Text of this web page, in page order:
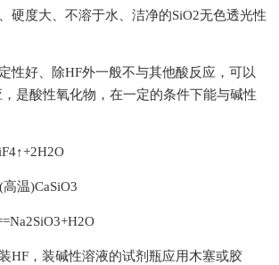
度大、不溶于水、洁净的SiO2无色透光性
好、除HF外一般不与其他酸反应，可以
是酸性氧化物，在一定的条件下能与碱性
温)CaSiO3
，装碱性溶液的试剂瓶应用木塞或胶